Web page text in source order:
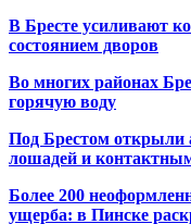
В Бресте усиливают
состоянием дворов
Во многих районах
горячую воду
Под Брестом открыли
лошадей и
Более 200
ущерба: в Пинске